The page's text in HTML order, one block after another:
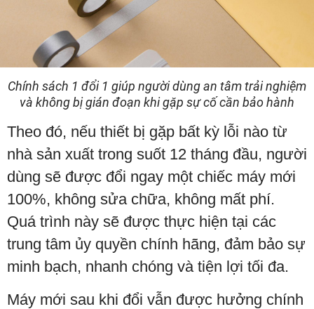
Chính sách 1 đổi 1 giúp người dùng an tâm trải nghiệm
và không bị gián đoạn khi gặp sự cố cần bảo hành
Theo đó, nếu thiết bị gặp bất kỳ lỗi nào từ
nhà sản xuất trong suốt 12 tháng đầu, người
dùng sẽ được đổi ngay một chiếc máy mới
100%, không sửa chữa, không mất phí.
Quá trình này sẽ được thực hiện tại các
trung tâm ủy quyền chính hãng, đảm bảo sự
minh bạch, nhanh chóng và tiện lợi tối đa.
Máy mới sau khi đổi vẫn được hưởng chính